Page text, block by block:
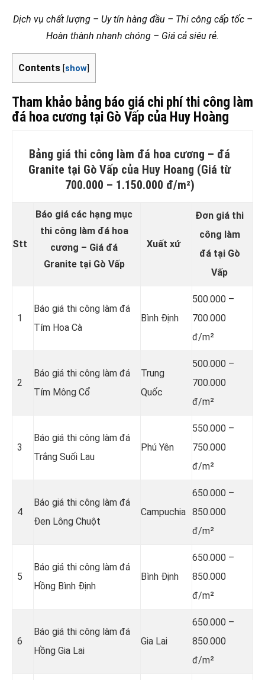
Dịch vụ chất lượng – Uy tín hàng đầu – Thi công cấp tốc –
Hoàn thành nhanh chóng – Giá cả siêu rẻ.
Contents [show]
Tham khảo bảng báo giá chi phí thi công làm
đá hoa cương tại Gò Vấp của Huy Hoàng
Bảng giá thi công làm đá hoa cương – đá
Granite tại Gò Vấp của Huy Hoang (Giá từ
700.000 – 1.150.000 đ/m²)
Stt
Báo giá các hạng mục
thi công làm đá hoa
cương – Giá đá
Granite tại Gò Vấp
Xuất xứ
Đơn giá thi
công làm
đá tại Gò
Vấp
1
Báo giá thi công làm đá
Tím Hoa Cà
Bình Định
500.000 –
700.000
đ/m²
2
Báo giá thi công làm đá
Tím Mông Cổ
Trung
Quốc
500.000 –
700.000
đ/m²
3
Báo giá thi công làm đá
Trắng Suối Lau
Phú Yên
550.000 –
750.000
đ/m²
4
Báo giá thi công làm đá
Đen Lông Chuột
Campuchia
650.000 –
850.000
đ/m²
5
Báo giá thi công làm đá
Hồng Bình Định
Bình Định
650.000 –
850.000
đ/m²
6
Báo giá thi công làm đá
Hồng Gia Lai
Gia Lai
650.000 –
850.000
đ/m²